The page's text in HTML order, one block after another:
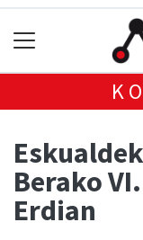
Berako
Erdian